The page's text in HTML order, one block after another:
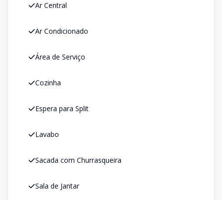
Ar Central
Ar Condicionado
Área de Serviço
Cozinha
Espera para Split
Lavabo
Sacada com Churrasqueira
Sala de Jantar